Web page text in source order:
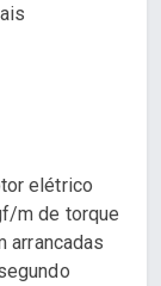
elétrico
m de torque
arrancadas